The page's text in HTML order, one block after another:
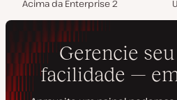
Acima da Enterprise 2